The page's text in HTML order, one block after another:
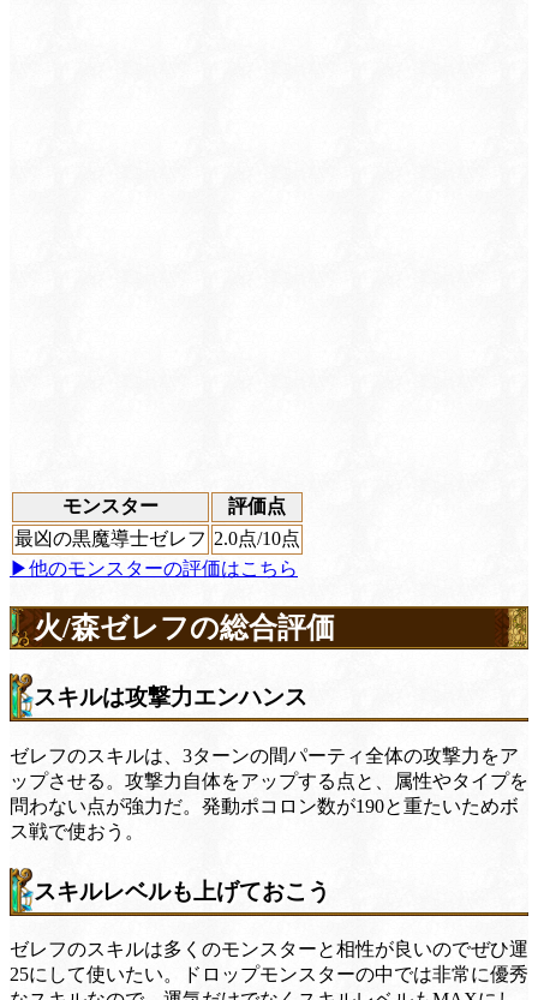
モンスター
評価点
最凶の黒魔導士ゼレフ 2.0点/10点
▶他のモンスターの評価はこちら
火/森ゼレフの総合評価
スキルは攻撃力エンハンス
ゼレフのスキルは、3ターンの間パーティ全体の攻撃力をア
ップさせる。攻撃力自体をアップする点と、属性やタイプを
問わない点が強力だ。発動ポコロン数が190と重たいためボ
ス戦で使おう。
スキルレベルも上げておこう
ゼレフのスキルは多くのモンスターと相性が良いのでぜひ運
25にして使いたい。ドロップモンスターの中では非常に優秀